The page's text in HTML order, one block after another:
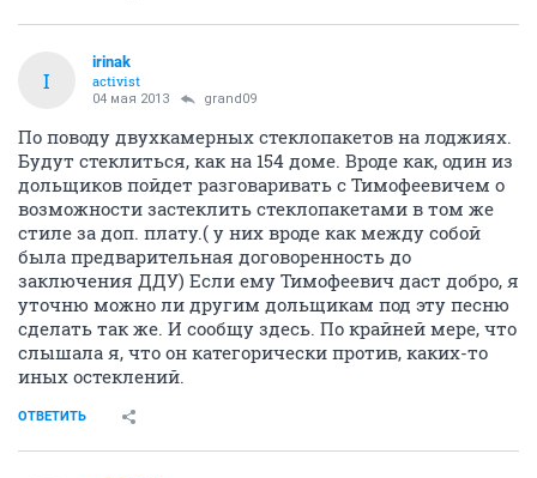
I
irinak
activist
04 мая 2013 grand09
По поводу двухкамерных стеклопакетов на лоджиях.
Будут стеклиться, как на 154 доме. Вроде как, один из
дольщиков пойдет разговаривать с Тимофеевичем о
возможности застеклить стеклопакетами в том же
стиле за доп. плату.( у них вроде как между собой
была предварительная договоренность до
заключения ДДУ) Если ему Тимофеевич даст добро, я
уточню можно ли другим дольщикам под эту песню
сделать так же. И сообщу здесь. По крайней мере, что
слышала я, что он категорически против, каких-то
иных остеклений.
ОТВЕТИТЬ